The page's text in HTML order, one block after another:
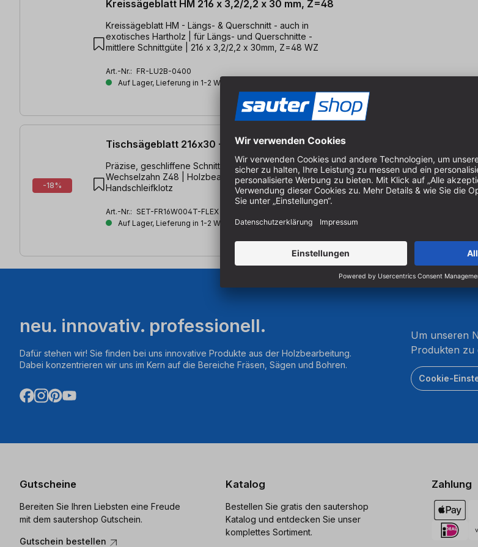
Kreissägeblatt HM 216 x 3,2/2,2 x 30 mm, Z=48
Kreissägeblatt HM - Längs- & Querschnitt - auch in
exotisches Hartholz | für Längs- und Querschnitte -
mittlere Schnittgüte | 216 x 3,2/2,2 x 30mm, Z=48 WZ
Art.-Nr.: FR-LU2B-0400
Auf Lager, Lieferung in 1-2 Werktagen
-18%
Tischsägeblatt 216x30 + Flexi Handschleifklotz
Präzise, geschliffene Schnitte mit der GTS635-216 | HM
Wechselzahn Z48 | Holzbearbeitung | GRATIS Flexi
Handschleifklotz
Art.-Nr.: SET-FR16W004T-FLEX
Auf Lager, Lieferung in 1-2 Werktagen
neu. innovativ. professionell.
Dafür stehen wir! Sie finden bei uns innovative Produkte aus der Holzbearbeitung.
Dabei konzentrieren wir uns im Kern auf die Bereiche Fräsen, Sägen und Bohren.
Um unseren
Produkten zu
Cookie-
Gutscheine
Bereiten Sie Ihren Liebsten eine Freude
mit dem sautershop Gutschein.
Gutschein bestellen
Katalog
Bestellen Sie gratis den sautershop
Katalog und entdecken Sie unser
komplettes Sortiment.
Zahlung